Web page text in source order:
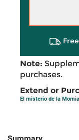
Note:
purchases.
Extend or
El misterio de la